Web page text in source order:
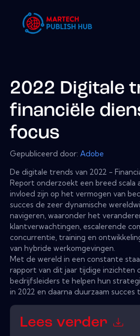
2022 Digitale
financiële
focus
Gepubliceerd door: Adobe
De digitale trends van 2022 -
Report onderzoekt een breed scala
invloed zijn op het vermogen van
succes de zeer dynamische
navigeren, waaronder het
klantverwachtingen, escalerende
concurrentie, training en
van hybride werkomgevingen.
Met de wereld in een constante
rapport van dit jaar tijdige inzichten
bedrijfsleiders te helpen hun
in 2022 en daarna duurzaam succes
Lees verder